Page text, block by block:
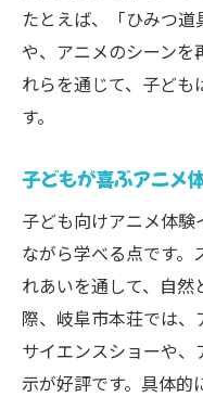
たとえば、「ひみつ
や、アニメのシーンを
れらを通じて、子ど
す。
子どもが喜ぶアニメ
子ども向けアニメ体
ながら学べる点です。
れあいを通して、自然
際、岐阜市本荘では
サイエンスショーや
示が好評です。具体